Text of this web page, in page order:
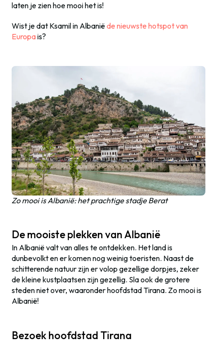
laten je zien hoe mooi het is!
Wist je dat Ksamil in Albaniëde nieuwste hotspot van
Europais?
Zo mooi is Albanië: het prachtige stadje Berat
De mooiste plekken van Albanië
In Albanië valt van alles te ontdekken. Het land is
dunbevolkt en er komen nog weinig toeristen. Naast de
schitterende natuur zijn er volop gezellige dorpjes, zeker
de kleine kustplaatsen zijn gezellig. Sla ook de grotere
steden niet over, waaronder hoofdstad Tirana. Zo mooi is
Albanië!
Bezoek hoofdstad Tirana